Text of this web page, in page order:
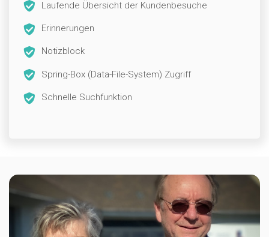
Laufende Übersicht der Kundenbesuche
Erinnerungen
Notizblock
Spring-Box (Data-File-System) Zugriff
Schnelle Suchfunktion